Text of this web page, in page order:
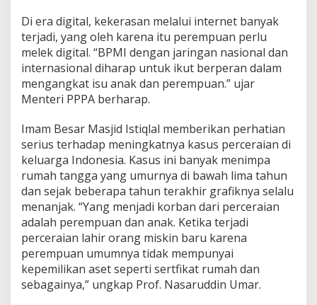
Di era digital, kekerasan melalui internet banyak
terjadi, yang oleh karena itu perempuan perlu
melek digital. “BPMI dengan jaringan nasional dan
internasional diharap untuk ikut berperan dalam
mengangkat isu anak dan perempuan.” ujar
Menteri PPPA berharap.
Imam Besar Masjid Istiqlal memberikan perhatian
serius terhadap meningkatnya kasus perceraian di
keluarga Indonesia. Kasus ini banyak menimpa
rumah tangga yang umurnya di bawah lima tahun
dan sejak beberapa tahun terakhir grafiknya selalu
menanjak. “Yang menjadi korban dari perceraian
adalah perempuan dan anak. Ketika terjadi
perceraian lahir orang miskin baru karena
perempuan umumnya tidak mempunyai
kepemilikan aset seperti sertfikat rumah dan
sebagainya,” ungkap Prof. Nasaruddin Umar.